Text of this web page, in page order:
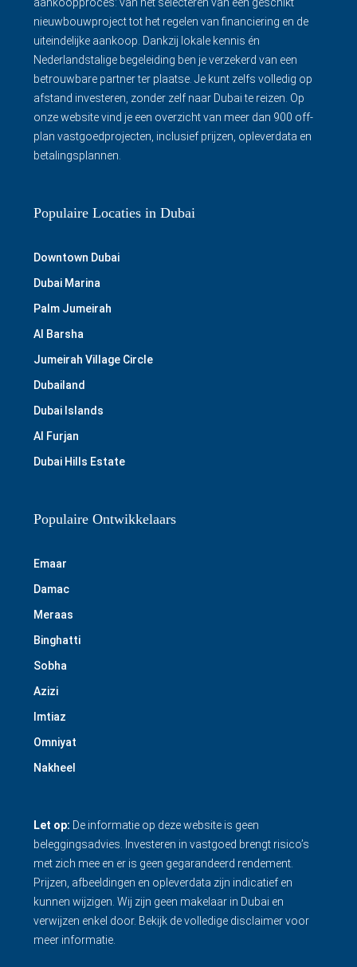
nieuwbouwproject tot het regelen van financiering en de
uiteindelijke aankoop. Dankzij lokale kennis én
Nederlandstalige begeleiding ben je verzekerd van een
betrouwbare partner ter plaatse. Je kunt zelfs volledig op
afstand investeren, zonder zelf naar Dubai te reizen. Op
onze website vind je een overzicht van meer dan 900 off-
plan vastgoedprojecten, inclusief prijzen, opleverdata en
betalingsplannen.
Populaire Locaties in Dubai
Downtown Dubai
Dubai Marina
Palm Jumeirah
Al Barsha
Jumeirah Village Circle
Dubailand
Dubai Islands
Al Furjan
Dubai Hills Estate
Populaire Ontwikkelaars
Emaar
Damac
Meraas
Binghatti
Sobha
Azizi
Imtiaz
Omniyat
Nakheel
Let op: De informatie op deze website is geen
beleggingsadvies. Investeren in vastgoed brengt risico’s
met zich mee en er is geen gegarandeerd rendement.
Prijzen, afbeeldingen en opleverdata zijn indicatief en
kunnen wijzigen. Wij zijn geen makelaar in Dubai en
verwijzen enkel door. Bekijk de volledige disclaimervoor
meer informatie.